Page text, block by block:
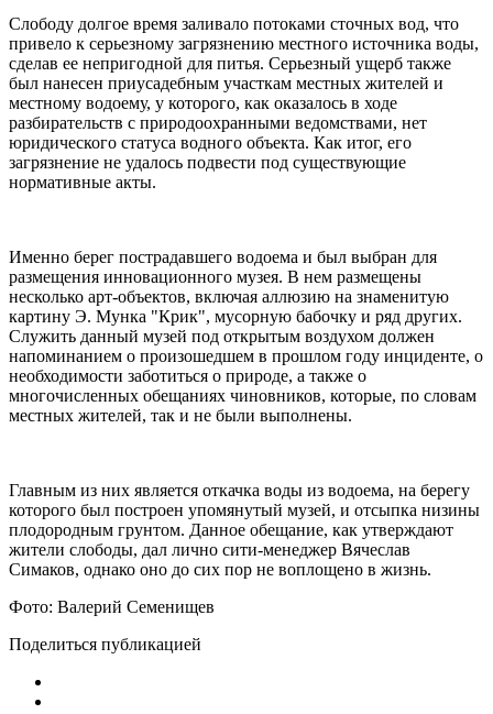
Слободу долгое время заливало потоками сточных вод, что
привело к серьезному загрязнению местного источника воды,
сделав ее непригодной для питья. Серьезный ущерб также
был нанесен приусадебным участкам местных жителей и
местному водоему, у которого, как оказалось в ходе
разбирательств с природоохранными ведомствами, нет
юридического статуса водного объекта. Как итог, его
загрязнение не удалось подвести под существующие
нормативные акты.
Именно берег пострадавшего водоема и был выбран для
размещения инновационного музея. В нем размещены
несколько арт-объектов, включая аллюзию на знаменитую
картину Э. Мунка "Крик", мусорную бабочку и ряд других.
Служить данный музей под открытым воздухом должен
напоминанием о произошедшем в прошлом году инциденте, о
необходимости заботиться о природе, а также о
многочисленных обещаниях чиновников, которые, по словам
местных жителей, так и не были выполнены.
Главным из них является откачка воды из водоема, на берегу
которого был построен упомянутый музей, и отсыпка низины
плодородным грунтом. Данное обещание, как утверждают
жители слободы, дал лично сити-менеджер Вячеслав
Симаков, однако оно до сих пор не воплощено в жизнь.
Фото: Валерий Семенищев
Поделиться публикацией